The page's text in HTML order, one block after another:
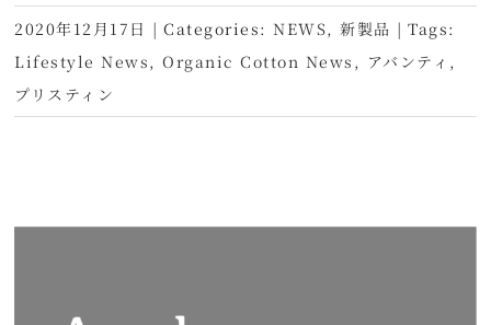
2020年12月17日 | Categories:NEWS,新製品 | Tags:
Lifestyle News,Organic Cotton News , アバンティ ,
プリスティン